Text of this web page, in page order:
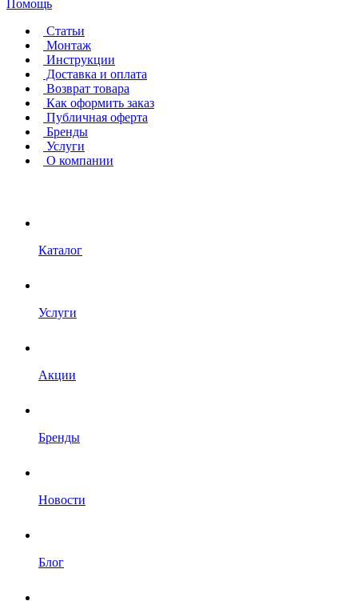
Помощь
Статьи
Монтаж
Инструкции
Доставка и оплата
Возврат товара
Как оформить заказ
Публичная оферта
Бренды
Услуги
О компании
Каталог
Услуги
Акции
Бренды
Новости
Блог